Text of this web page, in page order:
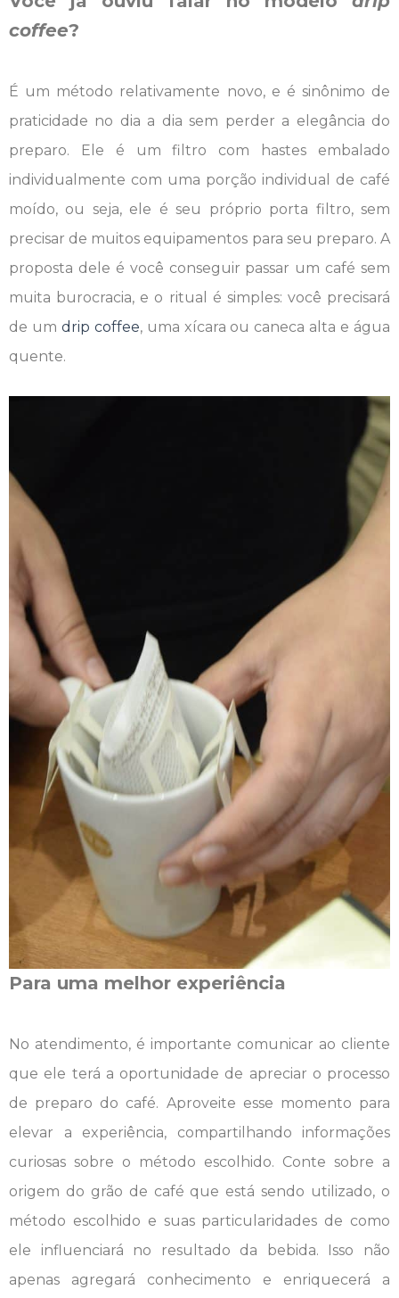
coffee?
É um método relativamente novo, e é sinônimo de
praticidade no dia a dia sem perder a elegância do
preparo. Ele é um filtro com hastes embalado
individualmente com uma porção individual de café
moído, ou seja, ele é seu próprio porta filtro, sem
precisar de muitos equipamentos para seu preparo. A
proposta dele é você conseguir passar um café sem
muita burocracia, e o ritual é simples: você precisará
de um drip coffee, uma xícara ou caneca alta e água
quente.
Para uma melhor experiência
No atendimento, é importante comunicar ao cliente
que ele terá a oportunidade de apreciar o processo
de preparo do café. Aproveite esse momento para
elevar a experiência, compartilhando informações
curiosas sobre o método escolhido. Conte sobre a
origem do grão de café que está sendo utilizado, o
método escolhido e suas particularidades de como
ele influenciará no resultado da bebida. Isso não
apenas agregará conhecimento e enriquecerá a